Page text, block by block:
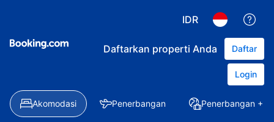
IDR
Daftarkan properti Anda Daftar
Login
Akomodasi Penerbangan Penerbangan +